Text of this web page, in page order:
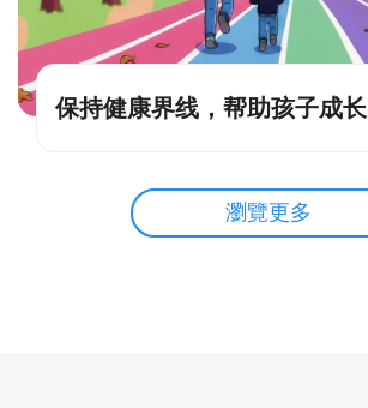
保持健康界线，帮助孩子成长
瀏覽更多